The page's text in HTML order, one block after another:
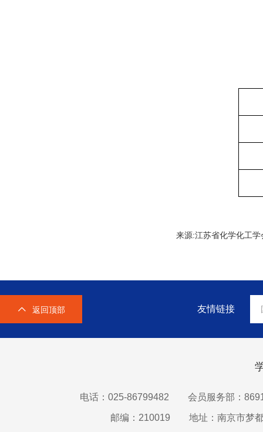
来源:江苏省化学化
返回顶部 友情链接
电话：025-86799482 会员服务部：
邮编：210019 地址：南京市梦